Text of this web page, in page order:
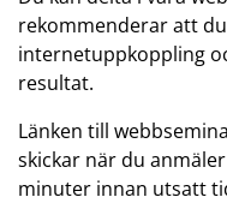
rekommenderar att
internetuppkoppling
resultat.
Länken till
skickar när du
minuter innan utsatt